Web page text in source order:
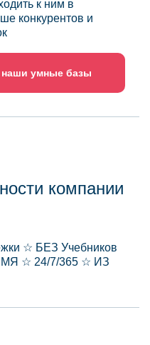
к ним в
конкурентов и
наши умные базы
компании
☆ БЕЗ Учебников
☆ 24/7/365 ☆ ИЗ